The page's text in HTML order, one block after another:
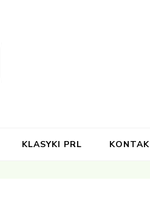
KLASYKI PRL